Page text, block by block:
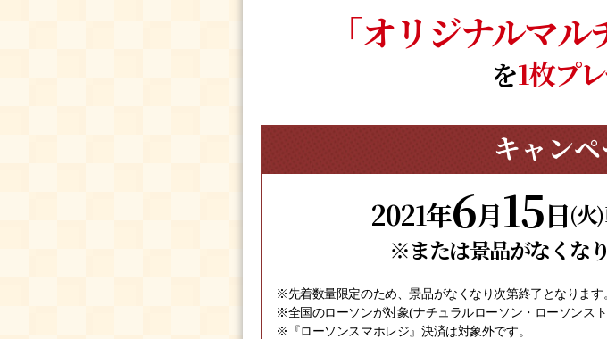
「オリジナルマ
を1枚プ
キャン
2021年6月15日(火)
※または景品がなくな
※先着数量限定のため、景品がなくなり次第終了となります
※全国のローソンが対象(ナチュラルローソン・ローソンス
※『ローソンスマホレジ』決済は対象外です。